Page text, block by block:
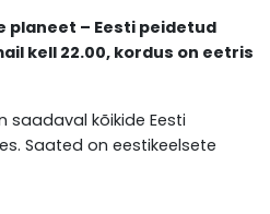
planeet – Eesti peidetud
kell 22.00, kordus on eetris
saadaval kõikide Eesti
Saated on eestikeelsete